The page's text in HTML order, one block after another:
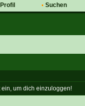
Profil
Suchen
um dich einzuloggen!